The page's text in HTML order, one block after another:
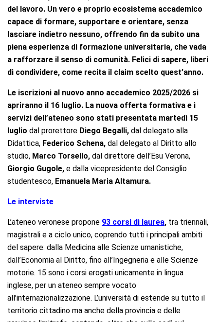
del lavoro. Un vero e proprio ecosistema accademico
capace di formare, supportare e orientare, senza
lasciare indietro nessuno, offrendo fin da subito una
piena esperienza di formazione universitaria, che vada
a rafforzare il senso di comunità. Felici di sapere, liberi
di condividere, come recita il claim scelto quest’anno.
Le iscrizioni al nuovo anno accademico 2025/2026 si
apriranno il 16 luglio. La nuova offerta formativa e i
servizi dell’ateneo sono stati presentata martedì 15
luglio dal prorettore Diego Begalli, dal delegato alla
Didattica, Federico Schena, dal delegato al Diritto allo
studio, Marco Torsello, dal direttore dell’Esu Verona,
Giorgio Gugole, e dalla vicepresidente del Consiglio
studentesco, Emanuela Maria Altamura.
Le interviste
L’ateneo veronese propone 93 corsi di laurea, tra triennali,
magistrali e a ciclo unico, coprendo tutti i principali ambiti
del sapere: dalla Medicina alle Scienze umanistiche,
dall’Economia al Diritto, fino all’Ingegneria e alle Scienze
motorie. 15 sono i corsi erogati unicamente in lingua
inglese, per un ateneo sempre vocato
all’internazionalizzazione. L’università di estende su tutto il
territorio cittadino ma anche della provincia e delle